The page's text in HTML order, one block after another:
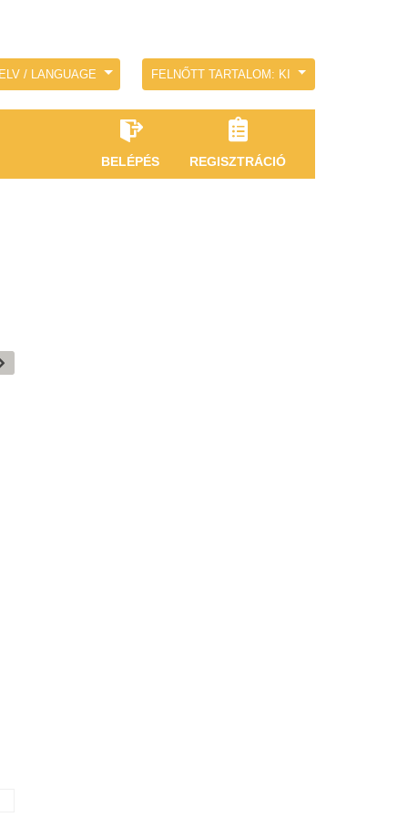
/ LANGUAGE FELNŐTT TARTALOM: KI
BELÉPÉS REGISZTRÁCIÓ